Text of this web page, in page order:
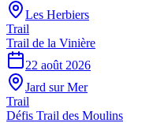
Les Herbiers
Trail
Trail de la Vinière
22 août 2026
Jard sur Mer
Trail
Défis Trail des Moulins